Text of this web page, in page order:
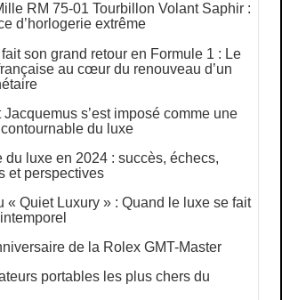
RM 75-01 Tourbillon Volant Saphir :
d’horlogerie extrême
fait son grand retour en Formule 1 : Le
au cœur du renouveau d’un
Jacquemus s’est imposé comme une
du luxe
du luxe en 2024 : succès, échecs,
et perspectives
« Quiet Luxury » : Quand le luxe se fait
de la Rolex GMT-Master
portables les plus chers du